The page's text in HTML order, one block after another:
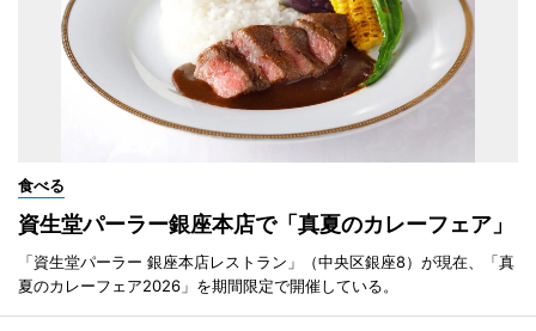
食べる
資生堂パーラー銀座本店で「真夏のカレーフェア」
「資生堂パーラー 銀座本店レストラン」（中央区銀座8）が現在、「真
夏のカレーフェア2026」を期間限定で開催している。